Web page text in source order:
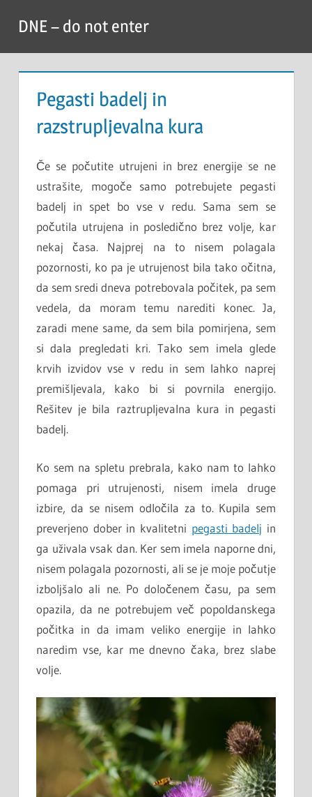
content
DNE – do not enter
Pegasti badelj in
razstrupljevalna kura
Če se počutite utrujeni in brez energije se ne
ustrašite, mogoče samo potrebujete pegasti
badelj in spet bo vse v redu. Sama sem se
počutila utrujena in posledično brez volje, kar
nekaj časa. Najprej na to nisem polagala
pozornosti, ko pa je utrujenost bila tako očitna,
da sem sredi dneva potrebovala počitek, pa sem
vedela, da moram temu narediti konec. Ja,
zaradi mene same, da sem bila pomirjena, sem
si dala pregledati kri. Tako sem imela glede
krvih izvidov vse v redu in sem lahko naprej
premišljevala, kako bi si povrnila energijo.
Rešitev je bila raztrupljevalna kura in pegasti
badelj.
Ko sem na spletu prebrala, kako nam to lahko
pomaga pri utrujenosti, nisem imela druge
izbire, da se nisem odločila za to. Kupila sem
preverjeno dober in kvalitetni pegasti badelj in
ga uživala vsak dan. Ker sem imela naporne dni,
nisem polagala pozornosti, ali se je moje počutje
izboljšalo ali ne. Po določenem času, pa sem
opazila, da ne potrebujem več popoldanskega
počitka in da imam veliko energije in lahko
naredim vse, kar me dnevno čaka, brez slabe
volje.